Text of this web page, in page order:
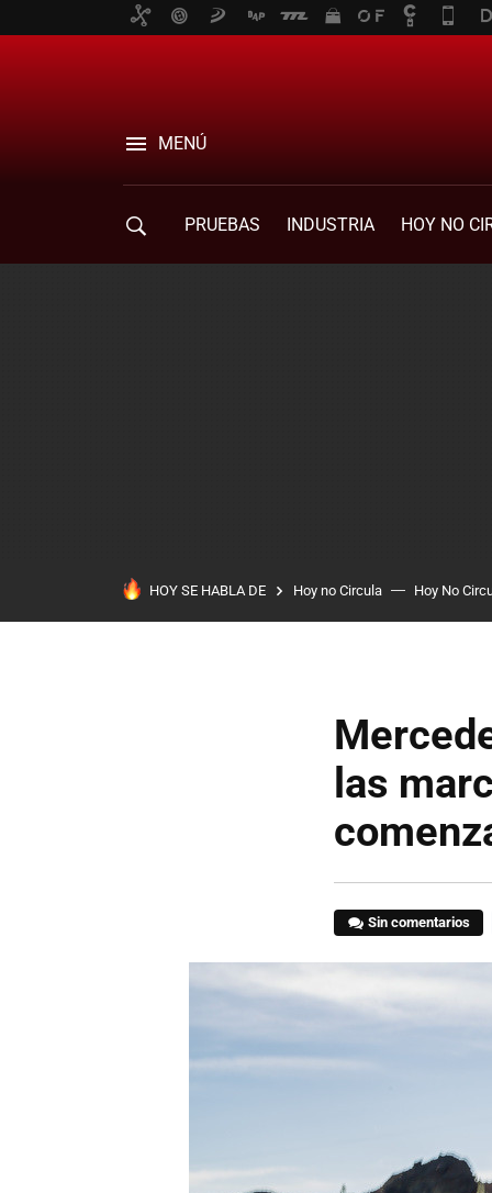
MENÚ
PRUEBAS INDUSTRIA HOY NO
HOY SE HABLA DE Hoy no Circula Hoy No
las
Sin comentarios